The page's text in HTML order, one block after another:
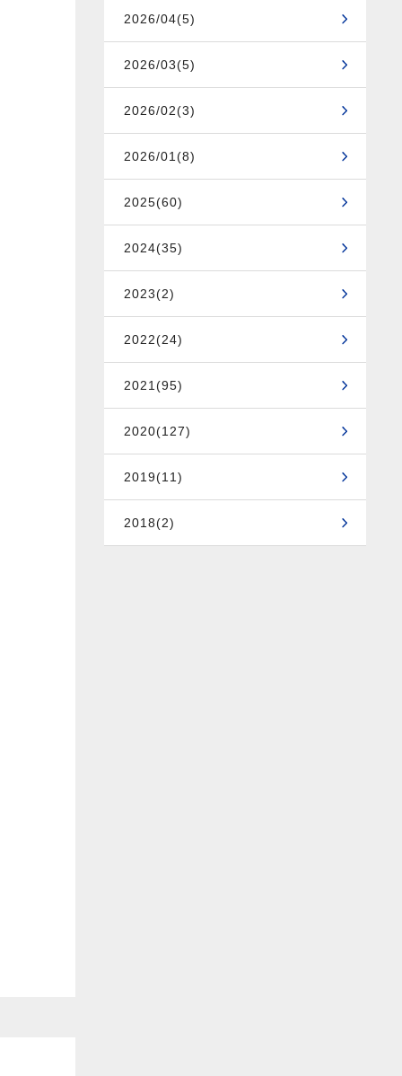
2026/04(5)
2026/03(5)
2026/02(3)
2026/01(8)
2025(60)
2024(35)
2023(2)
2022(24)
2021(95)
2020(127)
2019(11)
2018(2)